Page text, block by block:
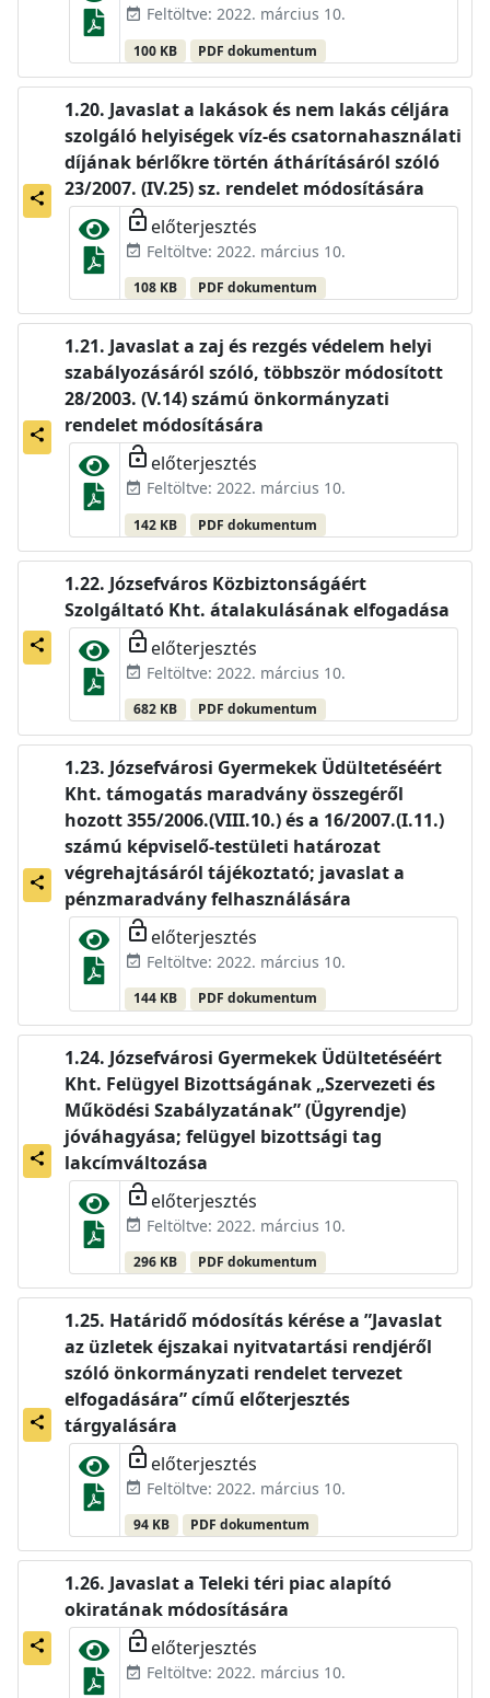
event_available Feltöltve: 2022. március 10.
100 KB PDF dokumentum
share
Javaslat a lakások és nem lakás céljára
szolgáló helyiségek víz-és csatornahasználati
díjának bérlőkre történ áthárításáról szóló
23/2007. (IV.25) sz. rendelet módosítására
lock_open előterjesztés
event_available Feltöltve: 2022. március 10.
108 KB PDF dokumentum
share
Javaslat a zaj és rezgés védelem helyi
szabályozásáról szóló, többször módosított
28/2003. (V.14) számú önkormányzati
rendelet módosítására
lock_open előterjesztés
event_available Feltöltve: 2022. március 10.
142 KB PDF dokumentum
share
Józsefváros Közbiztonságáért
Szolgáltató Kht. átalakulásának elfogadása
lock_open előterjesztés
event_available Feltöltve: 2022. március 10.
682 KB PDF dokumentum
share
Józsefvárosi Gyermekek Üdültetéséért
Kht. támogatás maradvány összegéről
hozott 355/2006.(VIII.10.) és a 16/2007.(I.11.)
számú képviselő-testületi határozat
végrehajtásáról tájékoztató; javaslat a
pénzmaradvány felhasználására
lock_open előterjesztés
event_available Feltöltve: 2022. március 10.
144 KB PDF dokumentum
share
Józsefvárosi Gyermekek Üdültetéséért
Kht. Felügyel Bizottságának „Szervezeti és
Működési Szabályzatának” (Ügyrendje)
jóváhagyása; felügyel bizottsági tag
lakcímváltozása
lock_open előterjesztés
event_available Feltöltve: 2022. március 10.
296 KB PDF dokumentum
share
Határidő módosítás kérése a ”Javaslat
az üzletek éjszakai nyitvatartási rendjéről
szóló önkormányzati rendelet tervezet
elfogadására” című előterjesztés
tárgyalására
lock_open előterjesztés
event_available Feltöltve: 2022. március 10.
94 KB PDF dokumentum
share
Javaslat a Teleki téri piac alapító
okiratának módosítására
lock_open előterjesztés
event_available Feltöltve: 2022. március 10.